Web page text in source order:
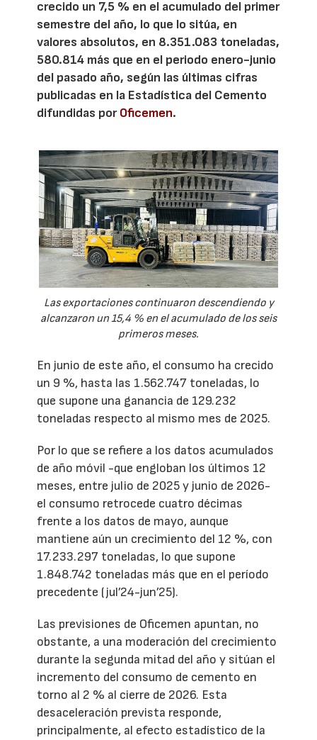
crecido un 7,5 % en el acumulado del primer
semestre del año, lo que lo sitúa, en
valores absolutos, en 8.351.083 toneladas,
580.814 más que en el periodo enero-junio
del pasado año, según las últimas cifras
publicadas en la Estadística del Cemento
difundidas porOficemen.
Las exportaciones continuaron descendiendo y
alcanzaron un 15,4 % en el acumulado de los seis
primeros meses.
En junio de este año, el consumo ha crecido
un 9 %, hasta las 1.562.747 toneladas, lo
que supone una ganancia de 129.232
toneladas respecto al mismo mes de 2025.
Por lo que se refiere a los datos acumulados
de año móvil -que engloban los últimos 12
meses, entre julio de 2025 y junio de 2026-
el consumo retrocede cuatro décimas
frente a los datos de mayo, aunque
mantiene aún un crecimiento del 12 %, con
17.233.297 toneladas, lo que supone
1.848.742 toneladas más que en el período
precedente (jul’24-jun’25).
Las previsiones de Oficemen apuntan, no
obstante, a una moderación del crecimiento
durante la segunda mitad del año y sitúan el
incremento del consumo de cemento en
torno al 2 % al cierre de 2026. Esta
desaceleración prevista responde,
principalmente, al efecto estadístico de la